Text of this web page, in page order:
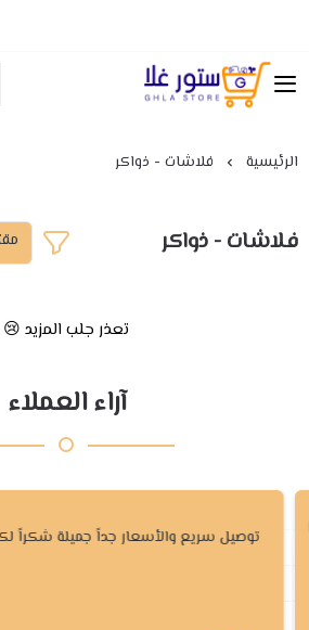
ستور غلا
الرئيسية فلاشات - ذواكر
فلاشات - ذواكر
تعذر جلب المزيد 😢
آراء العملاء
توصيل سريع والأسعار جداً جميلة شكراً لكم